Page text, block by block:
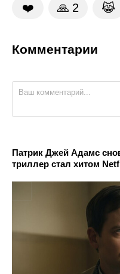
❤️ 🙏 2 😹
Комментарии
Патрик Джей Адамс
триллер стал хитом